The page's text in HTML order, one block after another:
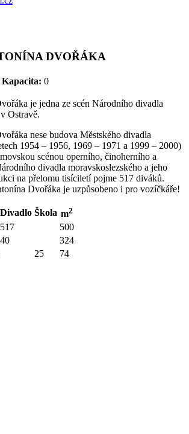
DVOŘÁKA
Kapacita: 0
je jedna ze scén Národního divadla
Ostravě.
nese budova Městského divadla
1954 – 1956, 1969 – 1971 a 1999 – 2000)
scénou operního, činoherního a
divadla moravskoslezského a jeho
na přelomu tisíciletí pojme 517 diváků.
Dvořáka je uzpůsobeno i pro vozíčkáře!
Divadlo Škola m2
517
500
40
324
25 74